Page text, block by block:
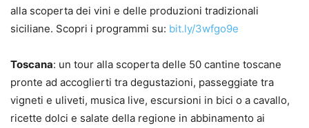
alla scoperta dei vini e delle produzioni tradizionali
siciliane. Scopri i programmi su: bit.ly/3wfgo9e
Toscana: un tour alla scoperta delle 50 cantine toscane
pronte ad accoglierti tra degustazioni, passeggiate tra
vigneti e uliveti, musica live, escursioni in bici o a cavallo,
ricette dolci e salate della regione in abbinamento ai